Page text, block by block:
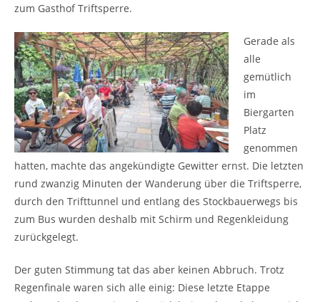
zum Gasthof Triftsperre.
Gerade als
alle
gemütlich
im
Biergarten
Platz
genommen
hatten, machte das angekündigte Gewitter ernst. Die letzten
rund zwanzig Minuten der Wanderung über die Triftsperre,
durch den Trifttunnel und entlang des Stockbauerwegs bis
zum Bus wurden deshalb mit Schirm und Regenkleidung
zurückgelegt.
Der guten Stimmung tat das aber keinen Abbruch. Trotz
Regenfinale waren sich alle einig: Diese letzte Etappe